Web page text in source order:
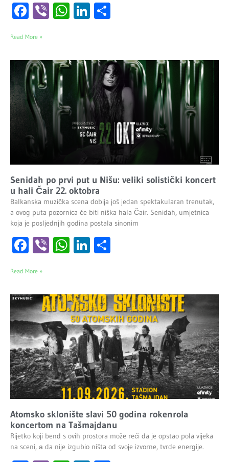
Facebook
ViberWhatsApp
LinkedIn
Read More »
Senidah po prvi put u Nišu: veliki solistički koncert
u hali Čair 22. oktobra
Balkanska muzička scena dobija još jedan spektakularan trenutak,
a ovog puta pozornica će biti niška hala Čair. Senidah, umjetnica
koja je posljednjih godina postala sinonim
Facebook
ViberWhatsApp
LinkedIn
Read More »
Atomsko sklonište slavi 50 godina rokenrola
koncertom na Tašmajdanu
Rijetko koji bend s ovih prostora može reći da je opstao pola vijeka
na sceni, а da nije izgubio ništa od svoje izvorne, tvrde energije.